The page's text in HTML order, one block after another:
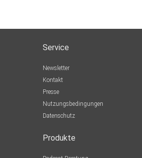
Service
Newsletter
Kontakt
Presse
Nutzungsbedingungen
Datenschutz
Produkte